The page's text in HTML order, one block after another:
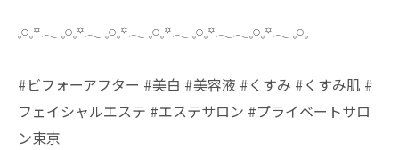
𓈒𓏸𓈒꙳𓂃 𓈒𓏸𓈒꙳𓂃 𓈒𓏸𓈒꙳𓂃 𓈒𓏸𓈒꙳𓂃 𓈒𓏸𓈒꙳𓂃𓂃𓈒𓏸𓈒꙳𓂃 𓈒𓏸𓈒
#ビフォーアフター #美白 #美容液 #くすみ #くすみ肌 #
フェイシャルエステ #エステサロン #プライベートサロ
ン東京